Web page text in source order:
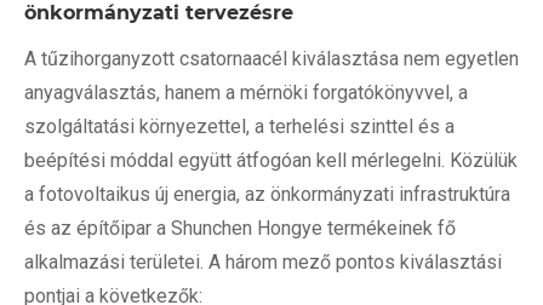
önkormányzati tervezésre
A tűzihorganyzott csatornaacél kiválasztása nem egyetlen
anyagválasztás, hanem a mérnöki forgatókönyvvel, a
szolgáltatási környezettel, a terhelési szinttel és a
beépítési móddal együtt átfogóan kell mérlegelni. Közülük
a fotovoltaikus új energia, az önkormányzati infrastruktúra
és az építőipar a Shunchen Hongye termékeinek fő
alkalmazási területei. A három mező pontos kiválasztási
pontjai a következők: